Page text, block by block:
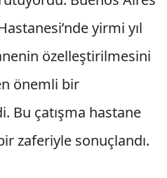
yirmi yıl
özelleştirilmesini
önemli bir
Bu çatışma hastane
zaferiyle sonuçlandı.